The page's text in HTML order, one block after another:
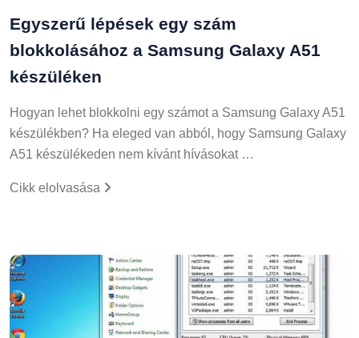
Egyszerű lépések egy szám
blokkolásához a Samsung Galaxy A51
készüléken
Hogyan lehet blokkolni egy számot a Samsung Galaxy A51
készülékben? Ha eleged van abból, hogy Samsung Galaxy
A51 készülékeden nem kívánt hívásokat …
Cikk elolvasása